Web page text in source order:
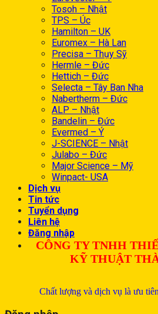
Tosoh – Nhật
TPS – Úc
Hamilton – UK
Euromex – Hà Lan
Precisa – Thụy Sỹ
Hermle – Đức
Hettich – Đức
Selecta – Tây Ban Nha
Nabertherm – Đức
ALP – Nhật
Bandelin – Đức
Evermed – Ý
J-SCIENCE – Nhật
Julabo – Đức
Major Science – Mỹ
Winpact- USA
Dịch vụ
Tin tức
Tuyển dụng
Liên hệ
Đăng nhập
CÔNG TY TNHH
KỸ THUẬT
Chất lượng và dịch vụ là ưu